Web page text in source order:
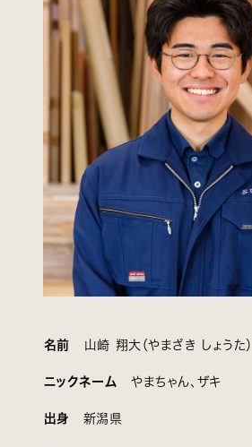
個人情報保護方針 サイトマップ
名前 山崎 翔大（やまざき しょうた）
ニックネーム やまちゃん、ザキ
出身 新潟県